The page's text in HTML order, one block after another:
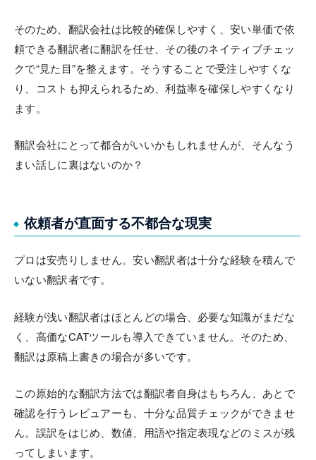
そのため、翻訳会社は比較的確保しやすく、安い単価で依
頼できる翻訳者に翻訳を任せ、その後のネイティブチェッ
クで“見た目”を整えます。そうすることで受注しやすくな
り、コストも抑えられるため、利益率を確保しやすくなり
ます。
翻訳会社にとって都合がいいかもしれませんが、そんなう
まい話しに裏はないのか？
依頼者が直面する不都合な現実
プロは安売りしません。安い翻訳者は十分な経験を積んで
いない翻訳者です。
経験が浅い翻訳者はほとんどの場合、必要な知識がまだな
く、高価なCATツールも導入できていません。そのため、
翻訳は原稿上書きの場合が多いです。
この原始的な翻訳方法では翻訳者自身はもちろん、あとで
確認を行うレビュアーも、十分な品質チェックができませ
ん。誤訳をはじめ、数値、用語や指定表現などのミスが残
ってしまいます。